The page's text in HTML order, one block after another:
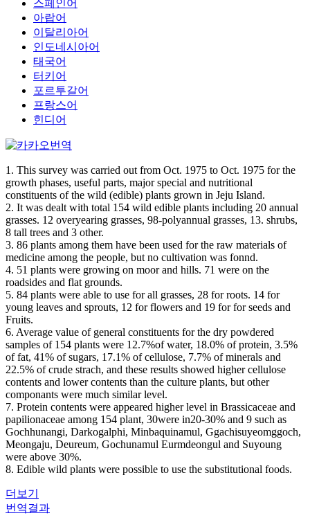
스페인어
아랍어
이탈리아어
인도네시아어
태국어
터키어
포르투갈어
프랑스어
힌디어
1. This survey was carried out from Oct. 1975 to Oct. 1975 for the
growth phases, useful parts, major special and nutritional
constituents of the wild (edible) plants grown in Jeju Island.
2. It was dealt with total 154 wild edible plants including 20 annual
grasses. 12 overyearing grasses, 98-polyannual grasses, 13. shrubs,
8 tall trees and 3 other.
3. 86 plants among them have been used for the raw materials of
medicine among the people, but no cultivation was fonnd.
4. 51 plants were growing on moor and hills. 71 were on the
roadsides and flat grounds.
5. 84 plants were able to use for all grasses, 28 for roots. 14 for
young leaves and sprouts, 12 for flowers and 19 for for seeds and
Fruits.
6. Average value of general constituents for the dry powdered
samples of 154 plants were 12.7%of water, 18.0% of protein, 3.5%
of fat, 41% of sugars, 17.1% of cellulose, 7.7% of minerals and
22.5% of crude strach, and these results showed higher cellulose
contents and lower contents than the culture plants, but other
componants were much similar level.
7. Protein contents were appeared higher level in Brassicaceae and
papilionaceae among 154 plant, 30were in20-30% and 9 such as
Gochhunangi, Darkogalphi, Minbaquinamul, Ggachisuyeomggoch,
Meongaju, Deureum, Gochunamul Eurmdeongul and Suyoung
were above 30%.
8. Edible wild plants were possible to use the substitutional foods.
더보기
번역결과